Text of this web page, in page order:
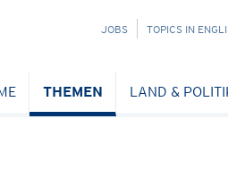
NAVIGATION
JOBS TOPICS IN
THEMEN LAND &